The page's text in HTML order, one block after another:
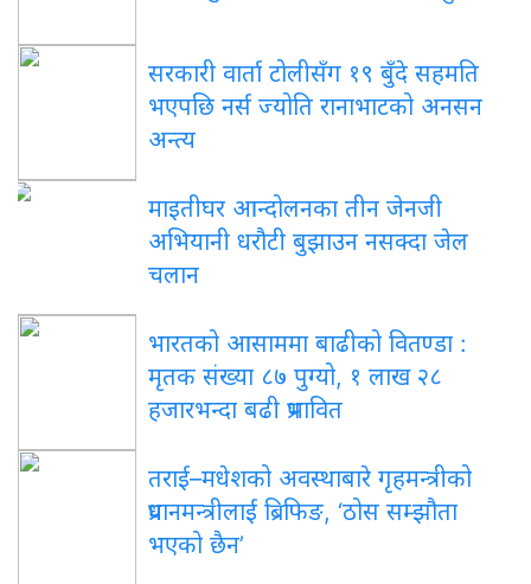
सरकारी वार्ता टोलीसँग १९ बुँदे सहमति
भएपछि नर्स ज्योति रानाभाटको अनसन
अन्त्य
माइतीघर आन्दोलनका तीन जेनजी
अभियानी धरौटी बुझाउन नसक्दा जेल
चलान
भारतको आसाममा बाढीको वितण्डा :
मृतक संख्या ८७ पुग्यो, १ लाख २८
हजारभन्दा बढी प्रभावित
तराई–मधेशको अवस्थाबारे गृहमन्त्रीको
प्रधानमन्त्रीलाई ब्रिफिङ, ‘ठोस सम्झौता
भएको छैन’